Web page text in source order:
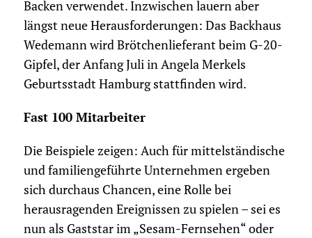
Backen verwendet. Inzwischen lauern aber
längst neue Herausforderungen: Das Backhaus
Wedemann wird Brötchenlieferant beim G-20-
Gipfel, der Anfang Juli in Angela Merkels
Geburtsstadt Hamburg stattfinden wird.
Fast 100 Mitarbeiter
Die Beispiele zeigen: Auch für mittelständische
und familiengeführte Unternehmen ergeben
sich durchaus Chancen, eine Rolle bei
herausragenden Ereignissen zu spielen – sei es
nun als Gaststar im „Sesam-Fernsehen“ oder